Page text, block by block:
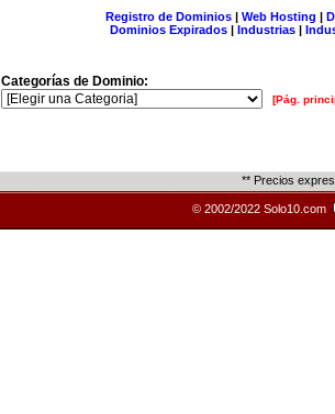
Registro de Dominios| Web Hosting |
Dominios Expirados | Industrias |
Categorías de Dominio:
[Pág.
** Precios
© 2002/2022 Solo10.com